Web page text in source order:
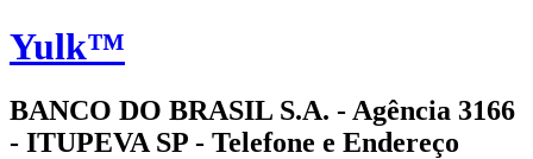
Yulk™
BANCO DO BRASIL S.A. - Agência 3166
- ITUPEVA SP - Telefone e Endereço